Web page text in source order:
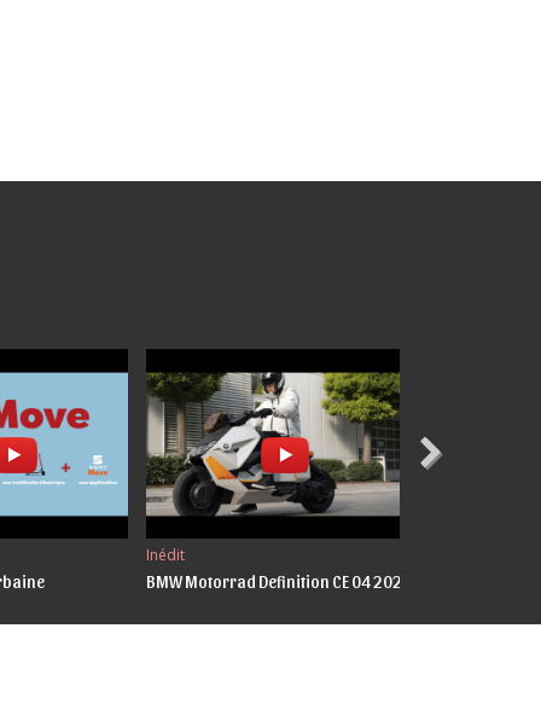
Inédit
BMW Motorrad Definition CE 04 2020